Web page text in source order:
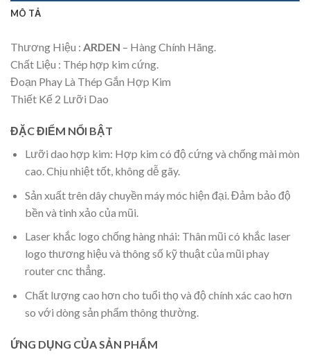
MÔ TẢ
Thương Hiệu : ARDEN – Hàng Chính Hãng.
Chất Liệu : Thép hợp kim cứng.
Đoạn Phay Là Thép Gắn Hợp Kim
Thiết Kế 2 Lưỡi Dao
ĐẶC ĐIỂM NỔI BẬT
Lưỡi dao hợp kim: Hợp kim có độ cứng và chống mài mòn
cao. Chịu nhiệt tốt, không dễ gãy.
Sản xuất trên dây chuyền máy móc hiện đại. Đảm bảo độ
bền và tinh xảo của mũi.
Laser khắc logo chống hàng nhái: Thân mũi có khắc laser
logo thương hiệu và thông số kỹ thuật của mũi phay
router cnc thẳng.
Chất lượng cao hơn cho tuổi thọ và độ chính xác cao hơn
so với dòng sản phẩm thông thường.
ỨNG DỤNG CỦA SẢN PHẨM